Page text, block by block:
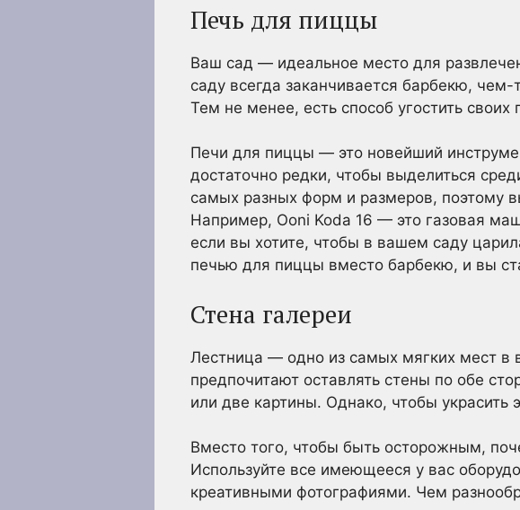
Печь для пиццы
Ваш сад — идеальное место для
саду всегда заканчивается барбекю,
Тем не менее, есть способ угостить
Печи для пиццы — это новейший
достаточно редки, чтобы выделиться
самых разных форм и размеров, поэтому
Например, Ooni Koda 16 — это газовая
если вы хотите, чтобы в вашем саду
печью для пиццы вместо барбекю, и вы
Стена галереи
Лестница — одно из самых мягких мест в
предпочитают оставлять стены по обе
или две картины. Однако, чтобы украсить
Вместо того, чтобы быть осторожным,
Используйте все имеющееся у вас
креативными фотографиями. Чем